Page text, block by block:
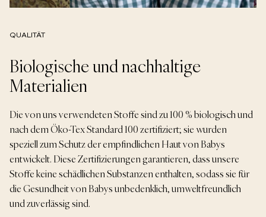
QUALITÄT
Biologische und nachhaltige
Materialien
Die von uns verwendeten Stoffe sind zu 100 % biologisch und
nach dem Öko-Tex Standard 100 zertifiziert; sie wurden
speziell zum Schutz der empfindlichen Haut von Babys
entwickelt. Diese Zertifizierungen garantieren, dass unsere
Stoffe keine schädlichen Substanzen enthalten, sodass sie für
die Gesundheit von Babys unbedenklich, umweltfreundlich
und zuverlässig sind.